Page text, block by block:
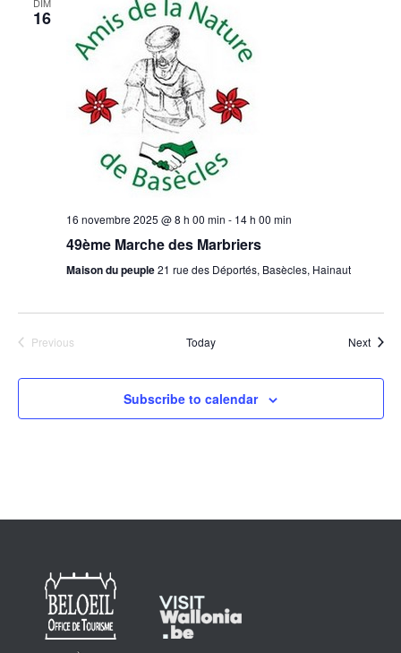
16
16 novembre 2025 @ 8 h 00 min - 14 h 00 min
49ème Marche des Marbriers
Maison du peuple21 rue des Déportés, Basècles, Hainaut
Previous
Today Next
Subscribe to calendar